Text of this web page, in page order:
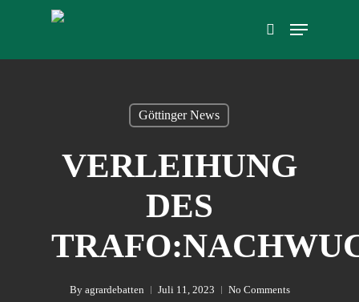
search
Menu
Göttinger News
VERLEIHUNG
DES
By agrardebatten Juli 11, 2023 No Comments